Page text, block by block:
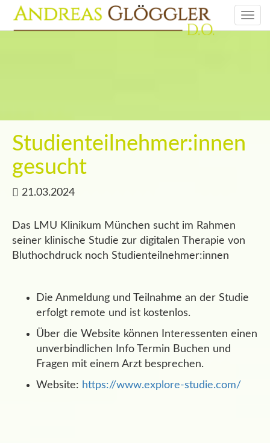
Studienteilnehmer:innen
gesucht
21.03.2024
Das LMU Klinikum München sucht im Rahmen
seiner klinische Studie zur digitalen Therapie von
Bluthochdruck noch Studienteilnehmer:innen
Die Anmeldung und Teilnahme an der Studie
erfolgt remote und ist kostenlos.
Über die Website können Interessenten einen
unverbindlichen Info Termin Buchen und
Fragen mit einem Arzt besprechen.
Website: https://www.explore-studie.com/